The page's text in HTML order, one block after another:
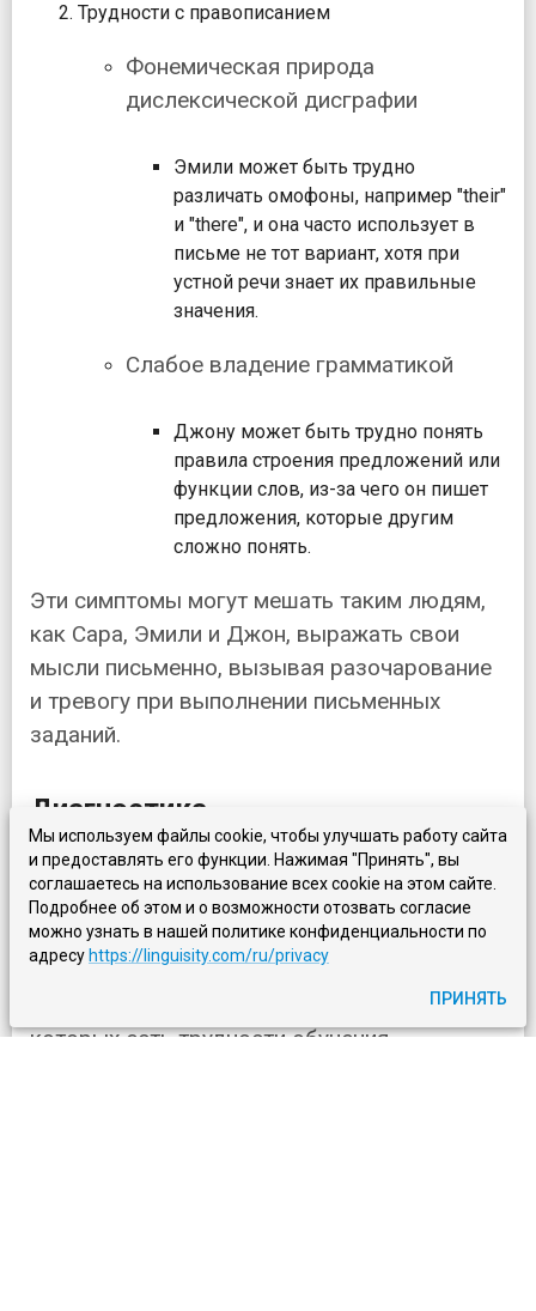
Трудности с правописанием
Фонемическая природа
дислексической дисграфии
Эмили может быть трудно
различать омофоны, например "their"
и "there", и она часто использует в
письме не тот вариант, хотя при
устной речи знает их правильные
значения.
Слабое владение грамматикой
Джону может быть трудно понять
правила строения предложений или
функции слов, из-за чего он пишет
предложения, которые другим
сложно понять.
Эти симптомы могут мешать таким людям,
как Сара, Эмили и Джон, выражать свои
мысли письменно, вызывая разочарование
и тревогу при выполнении письменных
заданий.
Диагностика
Для диагностики дисграфии обычно нужна
команда специалистов, включая врача и
лицензированного психолога или другого
специалиста в области психического
здоровья, обученного работе с людьми, у
которых есть трудности обучения.
Мы используем файлы cookie, чтобы улучшать работу сайта
и предоставлять его функции. Нажимая "Принять", вы
соглашаетесь на использование всех cookie на этом сайте.
Подробнее об этом и о возможности отозвать согласие
можно узнать в нашей политике конфиденциальности по
адресу https://linguisity.com/ru/privacy
ПРИНЯТЬ